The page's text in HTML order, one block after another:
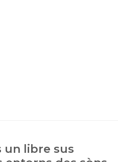
un libre sus